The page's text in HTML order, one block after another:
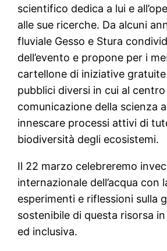
scientifico dedica a lui e
alle sue ricerche. Da alcuni
fluviale Gesso e Stura
dell’evento e propone per i
cartellone di iniziative
pubblici diversi in cui al
comunicazione della scienza
innescare processi attivi di
biodiversità degli ecosistemi.
Il 22 marzo celebreremo
internazionale dell’acqua con
esperimenti e riflessioni sulla
sostenibile di questa risorsa
ed inclusiva.